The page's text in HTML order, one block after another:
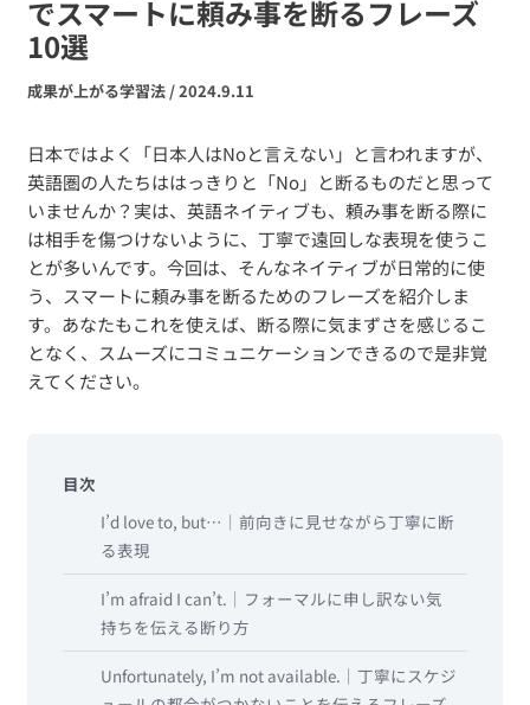
でスマートに頼み事を断るフレーズ
10選
成果が上がる学習法 /2024.9.11
日本ではよく「日本人はNoと言えない」と言われますが、
英語圏の人たちははっきりと「No」と断るものだと思って
いませんか？実は、英語ネイティブも、頼み事を断る際に
は相手を傷つけないように、丁寧で遠回しな表現を使うこ
とが多いんです。今回は、そんなネイティブが日常的に使
う、スマートに頼み事を断るためのフレーズを紹介しま
す。あなたもこれを使えば、断る際に気まずさを感じるこ
となく、スムーズにコミュニケーションできるので是非覚
えてください。
目次
I’d love to, but…｜前向きに見せながら丁寧に断
る表現
I’m afraid I can’t.｜フォーマルに申し訳ない気
持ちを伝える断り方
Unfortunately, I’m not available.｜丁寧にスケジ